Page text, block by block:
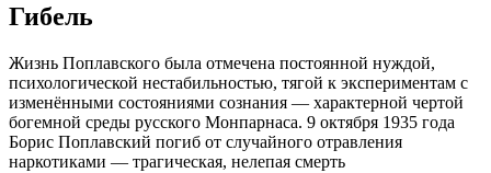
Гибель
Жизнь Поплавского была отмечена постоянной нуждой,
психологической нестабильностью, тягой к экспериментам с
изменёнными состояниями сознания — характерной чертой
богемной среды русского Монпарнаса. 9 октября 1935 года
Борис Поплавский погиб от случайного отравления
наркотиками — трагическая, нелепая смерть